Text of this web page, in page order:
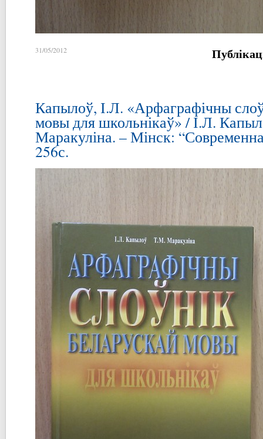
31/05/2012
Капылоў, І.Л. «Арфаграфічны
мовы для школьнікаў» / І.Л.
Маракуліна. – Мінск:
256с.